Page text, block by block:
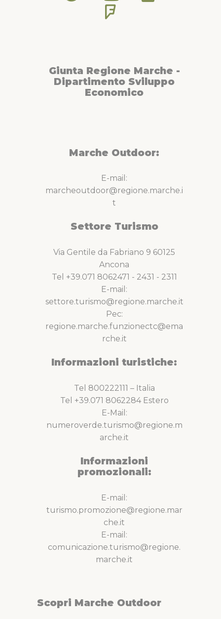
Giunta Regione Marche -
Dipartimento Sviluppo
Economico
Marche Outdoor:
E-mail:
marcheoutdoor@regione.marche.i
t
Settore Turismo
Via Gentile da Fabriano 9 60125
Ancona
Tel +39.071 8062471 - 2431 - 2311
E-mail:
settore.turismo@regione.marche.it
Pec:
regione.marche.funzionectc@ema
rche.it
Informazioni turistiche:
Tel 800222111 – Italia
Tel +39.071 8062284 Estero
E-Mail:
numeroverde.turismo@regione.m
arche.it
Informazioni
promozionali:
E-mail:
turismo.promozione@regione.mar
che.it
E-mail:
comunicazione.turismo@regione.
marche.it
Scopri Marche Outdoor